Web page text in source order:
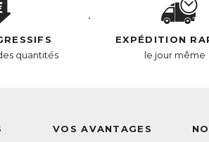
quantités
EXPÉDITION
le jour même
VOS AVANTAGES